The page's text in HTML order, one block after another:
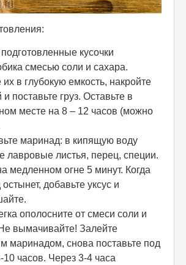
кусочки
смесью соли и сахара.
в глубокую емкость, накройте
и поставьте груз. Оставьте в
месте на 8 – 12 часов (можно
маринад: в кипящую воду
лавровые листья, перец, специи.
медленном огне 5 минут. Когда
добавьте уксус и
ополосните от смеси соли и
вымачивайте! Залейте
маринадом, снова поставьте под
10 часов. Через 3-4 часа